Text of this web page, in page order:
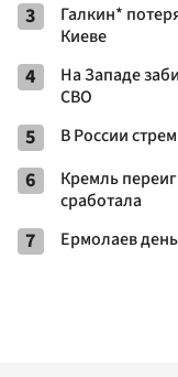
3
Галкин*
Киеве
4
На Западе
СВО
5 В России
6
Кремль
сработала
7 Ермолаев